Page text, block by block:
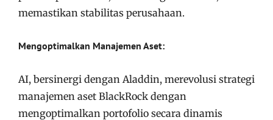
memastikan stabilitas perusahaan.
Mengoptimalkan Manajemen Aset:
AI, bersinergi dengan Aladdin, merevolusi strategi
manajemen aset BlackRock dengan
mengoptimalkan portofolio secara dinamis